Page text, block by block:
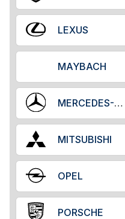
LEXUS
MAYBACH
MERCEDES-BENZ
MITSUBISHI
OPEL
PORSCHE